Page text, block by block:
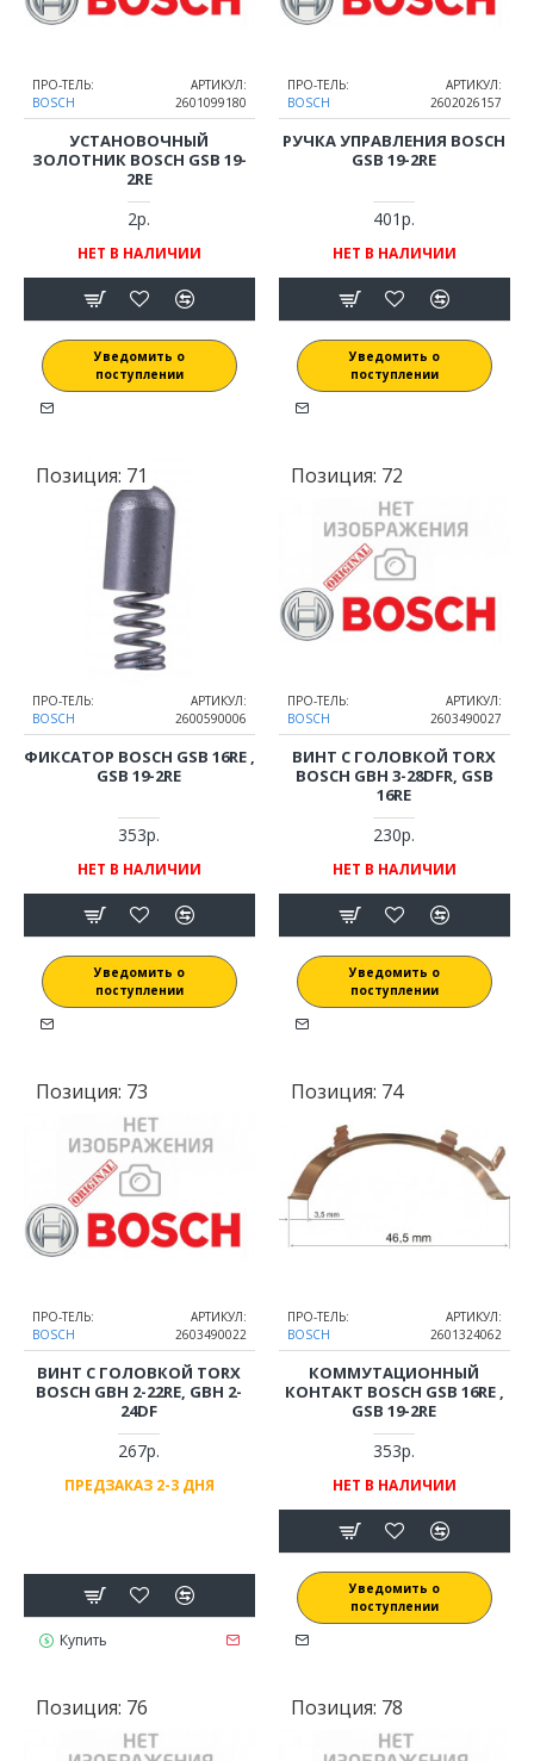
ПРО-ТЕЛЬ:
BOSCH
АРТИКУЛ:
2601099180
УСТАНОВОЧНЫЙ
ЗОЛОТНИК BOSCH GSB 19-
2RE
2р.
НЕТ В НАЛИЧИИ
Уведомить о
поступлении
ПРО-ТЕЛЬ:
BOSCH
АРТИКУЛ:
2602026157
РУЧКА УПРАВЛЕНИЯ BOSCH
GSB 19-2RE
401р.
НЕТ В НАЛИЧИИ
Уведомить о
поступлении
Позиция: 71
ПРО-ТЕЛЬ:
BOSCH
АРТИКУЛ:
2600590006
ФИКСАТОР BOSCH GSB 16RE ,
GSB 19-2RE
353р.
НЕТ В НАЛИЧИИ
Уведомить о
поступлении
Позиция: 72
ПРО-ТЕЛЬ:
BOSCH
АРТИКУЛ:
2603490027
ВИНТ С ГОЛОВКОЙ TORX
BOSCH GBH 3-28DFR, GSB
16RE
230р.
НЕТ В НАЛИЧИИ
Уведомить о
поступлении
Позиция: 73
ПРО-ТЕЛЬ:
BOSCH
АРТИКУЛ:
2603490022
ВИНТ С ГОЛОВКОЙ TORX
BOSCH GBH 2-22RE, GBH 2-
24DF
267р.
ПРЕДЗАКАЗ 2-3 ДНЯ
Купить
Позиция: 74
ПРО-ТЕЛЬ:
BOSCH
АРТИКУЛ:
2601324062
КОММУТАЦИОННЫЙ
КОНТАКТ BOSCH GSB 16RE ,
GSB 19-2RE
353р.
НЕТ В НАЛИЧИИ
Уведомить о
поступлении
Позиция: 76 Позиция: 78